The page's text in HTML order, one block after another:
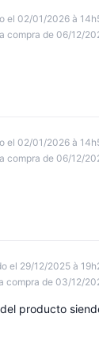
el 02/01/2026 à
compra de 06/12/
el 02/01/2026 à
compra de 06/12/
el 29/12/2025 à
compra de 03/12/
producto